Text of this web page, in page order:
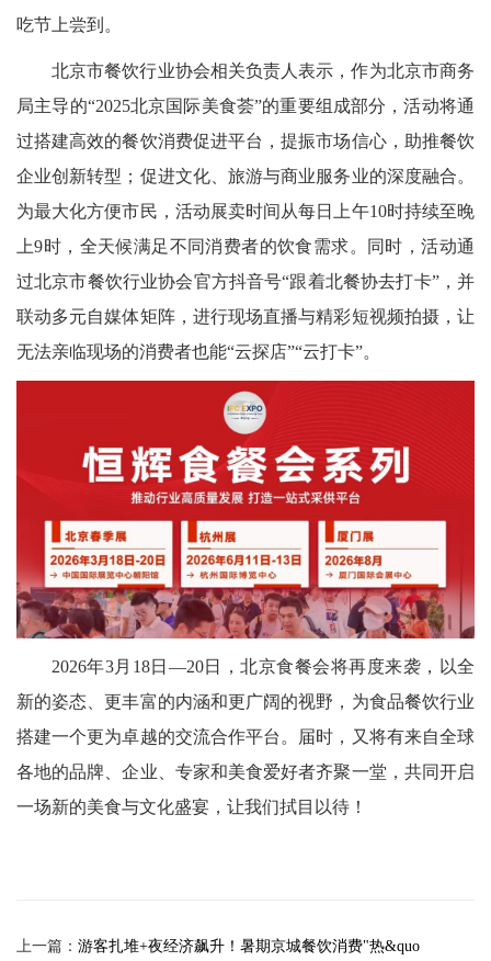
吃节上尝到。
北京市餐饮行业协会相关负责人表示，作为北京市商务
局主导的“2025北京国际美食荟”的重要组成部分，活动将通
过搭建高效的餐饮消费促进平台，提振市场信心，助推餐饮
企业创新转型；促进文化、旅游与商业服务业的深度融合。
为最大化方便市民，活动展卖时间从每日上午10时持续至晚
上9时，全天候满足不同消费者的饮食需求。同时，活动通
过北京市餐饮行业协会官方抖音号“跟着北餐协去打卡”，并
联动多元自媒体矩阵，进行现场直播与精彩短视频拍摄，让
无法亲临现场的消费者也能“云探店”“云打卡”。
2026年3月18日—20日，北京食餐会将再度来袭，以全
新的姿态、更丰富的内涵和更广阔的视野，为食品餐饮行业
搭建一个更为卓越的交流合作平台。届时，又将有来自全球
各地的品牌、企业、专家和美食爱好者齐聚一堂，共同开启
一场新的美食与文化盛宴，让我们拭目以待！
上一篇： 游客扎堆+夜经济飙升！暑期京城餐饮消费"热&quo